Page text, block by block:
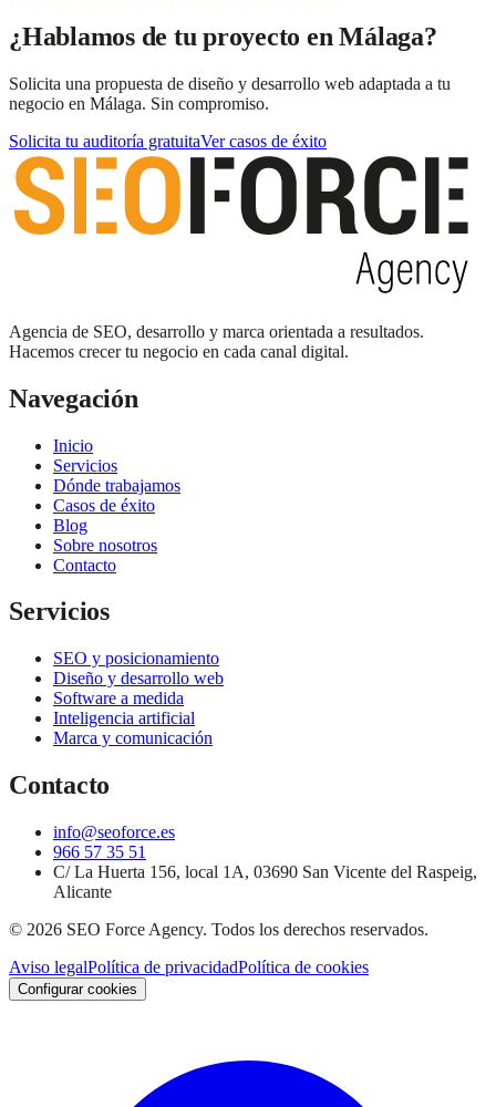
¿Hablamos de tu proyecto en Málaga?
Solicita una propuesta de diseño y desarrollo web adaptada a tu
negocio en Málaga. Sin compromiso.
Solicita tu auditoría gratuitaVer casos de éxito
Agencia de SEO, desarrollo y marca orientada a resultados.
Hacemos crecer tu negocio en cada canal digital.
Navegación
Inicio
Servicios
Dónde trabajamos
Casos de éxito
Blog
Sobre nosotros
Contacto
Servicios
SEO y posicionamiento
Diseño y desarrollo web
Software a medida
Inteligencia artificial
Marca y comunicación
Contacto
info@seoforce.es
966 57 35 51
C/ La Huerta 156, local 1A, 03690 San Vicente del Raspeig,
Alicante
© 2026 SEO Force Agency. Todos los derechos reservados.
Aviso legalPolítica de privacidadPolítica de cookies
Configurar cookies